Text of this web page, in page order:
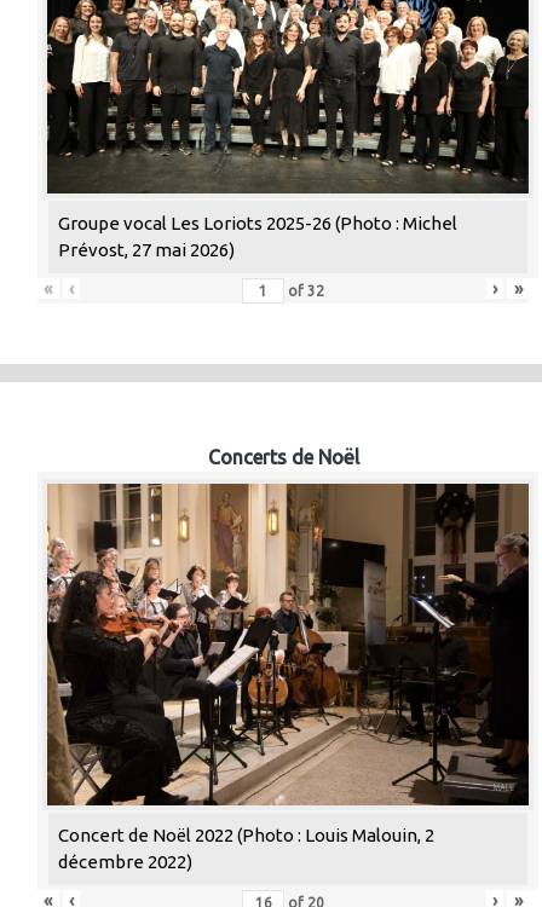
Groupe vocal Les Loriots 2025-26 (Photo : Michel
Prévost, 27 mai 2026)
«
‹ of 32 › »
Concerts de Noël
Concert de Noël 2022 (Photo : Louis Malouin, 2
décembre 2022)
«
‹ of 20 › »